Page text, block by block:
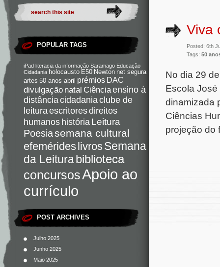
POPULAR TAGS
iPad literacia da informação Saramago Educação
Cidadania holocausto E50 Newton net segura
artes 50 anos abril prémios DAC
divulgação natal Ciênciaensino à
distânciacidadaniaclube de
leituraescritoresdireitos
humanoshistória Leitura
Poesiasemana cultural
efemérideslivrosSemana
da Leiturabiblioteca
concursosApoio ao
currículo
POST ARCHIVES
Julho 2025
Junho 2025
Maio 2025
Viva
Posted: 6th
Tags: 50
No dia 29
Escola José
dinamizada
Ciências
projeção